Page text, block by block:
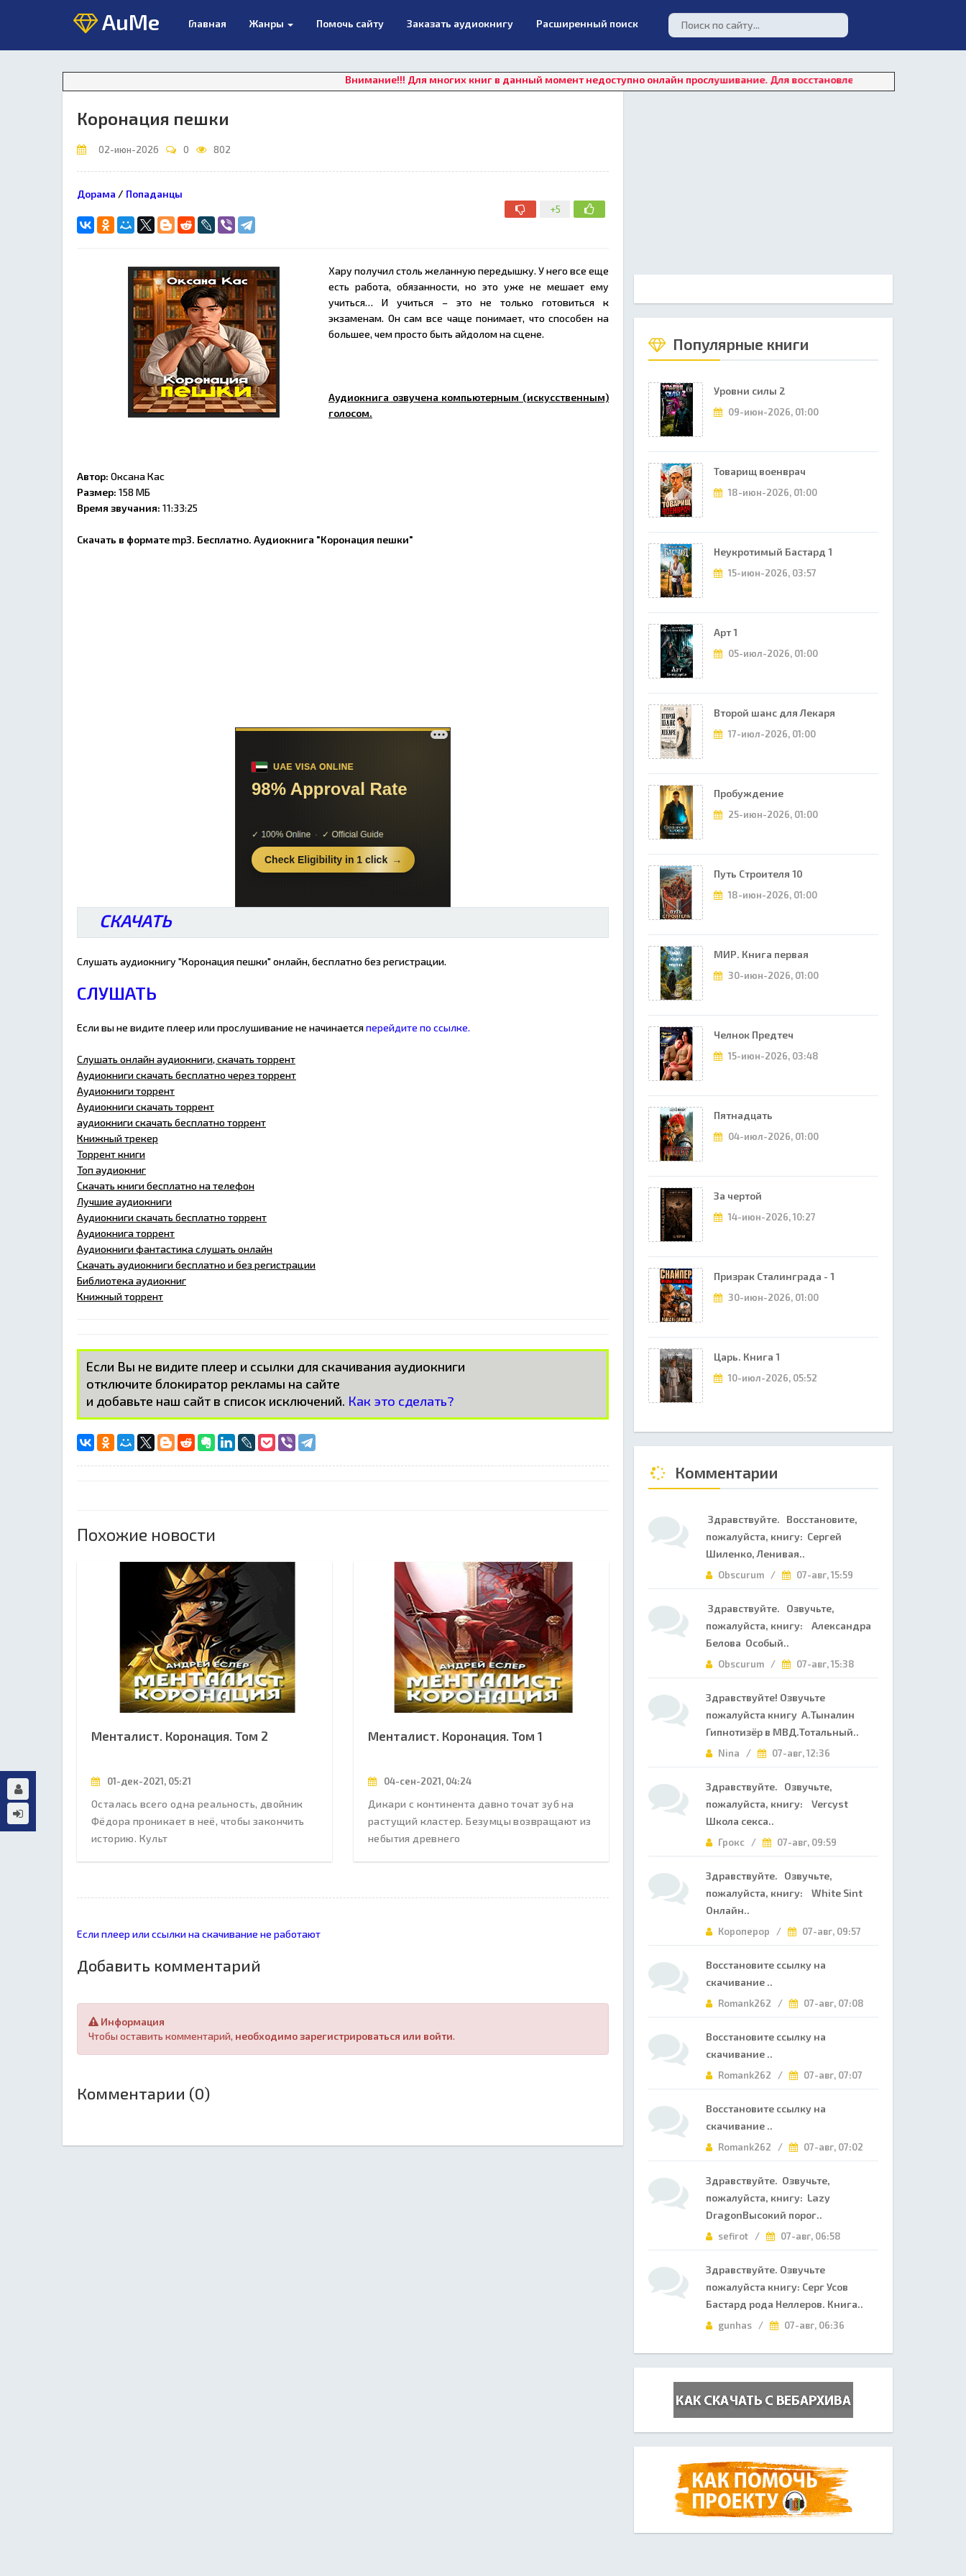
AuMe Главная Жанры Помочь сайту Заказать аудиокнигу Расширенный поиск
Внимание!!! Для многих книг в данный момент недоступно онлайн прослушивание. Для восстановления работы плеера нажмите
Коронация пешки
02-июн-2026 0 802
+5
Дорама / Попаданцы
Хару получил столь желанную передышку. У него все еще
есть работа, обязанности, но это уже не мешает ему
учиться… И учиться – это не только готовиться к
экзаменам. Он сам все чаще понимает, что способен на
большее, чем просто быть айдолом на сцене.
Аудиокнига озвучена компьютерным (искусственным)
голосом.
Автор: Оксана Кас
Размер: 158 МБ
Время звучания: 11:33:25
Скачать в формате mp3. Бесплатно. Аудиокнига "Коронация пешки"
СКАЧАТЬ
Слушать аудиокнигу "Коронация пешки" онлайн, бесплатно без регистрации.
СЛУШАТЬ
Если вы не видите плеер или прослушивание не начинаетсяперейдите по ссылке.
Слушать онлайн аудиокниги, скачать торрент
Аудиокниги скачать бесплатно через торрент
Аудиокниги торрент
Аудиокниги скачать торрент
аудиокниги скачать бесплатно торрент
Книжный трекер
Торрент книги
Топ аудиокниг
Скачать книги бесплатно на телефон
Лучшие аудиокниги
Аудиокниги скачать бесплатно торрент
Аудиокнига торрент
Аудиокниги фантастика слушать онлайн
Скачать аудиокниги бесплатно и без регистрации
Библиотека аудиокниг
Книжный торрент
Если Вы не видите плеер и ссылки для скачивания аудиокниги
отключите блокиратор рекламы на сайте
и добавьте наш сайт в список исключений. Как это сделать?
Похожие новости
Менталист. Коронация. Том 2
01-дек-2021, 05:21
Осталась всего одна реальность, двойник
Фёдора проникает в неё, чтобы закончить
историю. Культ
Менталист. Коронация. Том 1
04-сен-2021, 04:24
Дикари с континента давно точат зуб на
растущий кластер. Безумцы возвращают из
небытия древнего
Если плеер или ссылки на скачивание не работают
Добавить комментарий
Информация
Чтобы оставить комментарий, необходимо зарегистрироваться или войти.
Комментарии (0)
Популярные книги
Уровни силы 2
09-июн-2026, 01:00
Товарищ военврач
18-июн-2026, 01:00
Неукротимый Бастард 1
15-июн-2026, 03:57
Арт 1
05-июл-2026, 01:00
Второй шанс для Лекаря
17-июл-2026, 01:00
Пробуждение
25-июн-2026, 01:00
Путь Строителя 10
18-июн-2026, 01:00
МИР. Книга первая
30-июн-2026, 01:00
Челнок Предтеч
15-июн-2026, 03:48
Пятнадцать
04-июл-2026, 01:00
За чертой
14-июн-2026, 10:27
Призрак Сталинграда - 1
30-июн-2026, 01:00
Царь. Книга 1
10-июл-2026, 05:52
Комментарии
Здравствуйте. Восстановите,
пожалуйста, книгу: Сергей
Шиленко, Ленивая..
Obscurum / 07-авг, 15:59
Здравствуйте. Озвучьте,
пожалуйста, книгу: Александра
Белова Особый..
Obscurum / 07-авг, 15:38
Здравствуйте! Озвучьте
пожалуйста книгу А.Тыналин
Гипнотизёр в МВД.Тотальный..
Nina / 07-авг, 12:36
Здравствуйте. Озвучьте,
пожалуйста, книгу: Vercyst
Школа секса..
Грокс / 07-авг, 09:59
Здравствуйте. Озвучьте,
пожалуйста, книгу: White Sint
Онлайн..
Короперор / 07-авг, 09:57
Восстановите ссылку на
скачивание ..
Romank262 / 07-авг, 07:08
Восстановите ссылку на
скачивание ..
Romank262 / 07-авг, 07:07
Восстановите ссылку на
скачивание ..
Romank262 / 07-авг, 07:02
Здравствуйте. Озвучьте,
пожалуйста, книгу: Lazy
DragonВысокий порог..
sefirot / 07-авг, 06:58
Здравствуйте. Озвучьте
пожалуйста книгу: Серг Усов
Бастард рода Неллеров. Книга..
gunhas / 07-авг, 06:36